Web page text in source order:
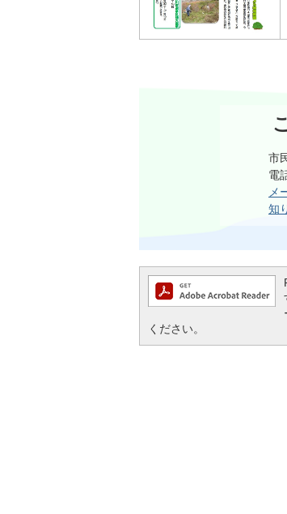
市
電
メ
知
ください。